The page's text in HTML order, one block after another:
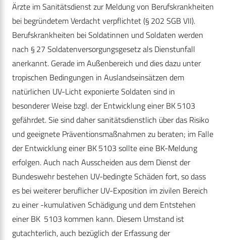
Ärzte im Sanitätsdienst zur Meldung von Berufskrankheiten
bei begründetem Verdacht verpflichtet (§ 202 SGB VII).
Berufskrankheiten bei Soldatinnen und Soldaten werden
nach § 27 Soldatenversorgungsgesetz als Dienstunfall
anerkannt. Gerade im Außenbereich und dies dazu unter
tropischen Bedingungen in Auslandseinsätzen dem
natürlichen UV-Licht exponierte Soldaten sind in
besonderer Weise bzgl. der Entwicklung einer BK 5103
gefährdet. Sie sind daher sanitätsdienstlich über das Risiko
und geeignete Präventionsmaßnahmen zu beraten; im Falle
der Entwicklung einer BK 5103 sollte eine BK-Meldung
erfolgen. Auch nach Ausscheiden aus dem Dienst der
Bundeswehr bestehen UV-bedingte Schäden fort, so dass
es bei weiterer beruflicher UV-Exposition im zivilen Bereich
zu einer -kumulativen Schädigung und dem Entstehen
einer BK 5103 kommen kann. Diesem Umstand ist
gutachterlich, auch bezüglich der Erfassung der